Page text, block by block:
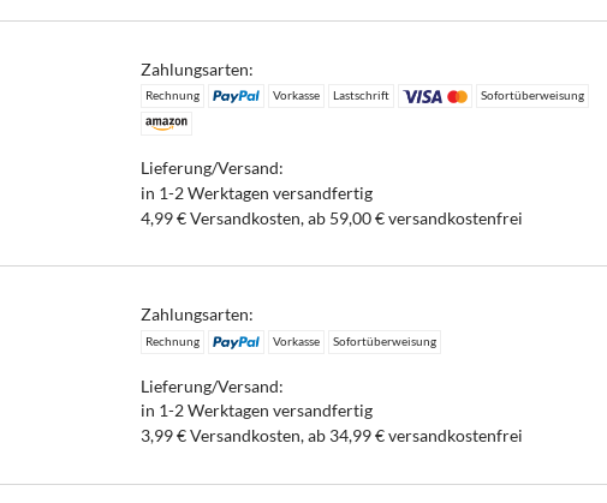
Zahlungsarten:
Rechnung Vorkasse Lastschrift Sofortüberweisung
Lieferung/Versand:
in 1-2 Werktagen versandfertig
4,99 € Versandkosten, ab 59,00 € versandkostenfrei
Zahlungsarten:
Rechnung Vorkasse Sofortüberweisung
Lieferung/Versand:
in 1-2 Werktagen versandfertig
3,99 € Versandkosten, ab 34,99 € versandkostenfrei